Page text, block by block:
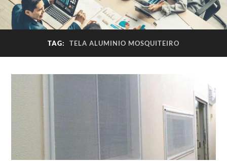
TAG: TELA ALUMINIO MOSQUITEIRO